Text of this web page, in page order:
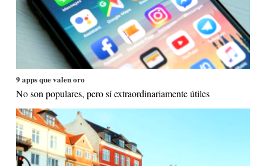
9 apps que valen oro
No son populares, pero sí extraordinariamente útiles